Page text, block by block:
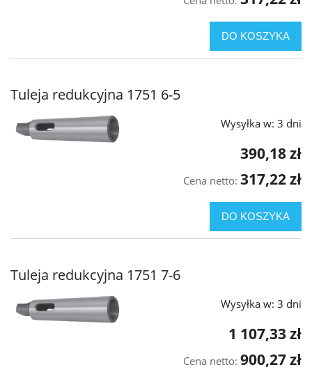
DO KOSZYKA
Tuleja redukcyjna 1751 6-5
Wysyłka w: 3 dni
390,18 zł
Cena netto: 317,22 zł
DO KOSZYKA
Tuleja redukcyjna 1751 7-6
Wysyłka w: 3 dni
1 107,33 zł
Cena netto: 900,27 zł